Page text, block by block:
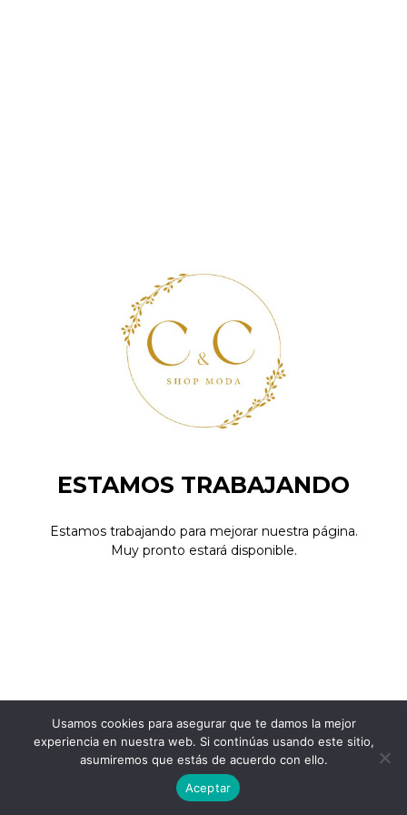
ESTAMOS TRABAJANDO
Estamos trabajando para mejorar nuestra página.
Muy pronto estará disponible.
Usamos cookies para asegurar que te damos la mejor
experiencia en nuestra web. Si continúas usando este sitio,
asumiremos que estás de acuerdo con ello.
Aceptar